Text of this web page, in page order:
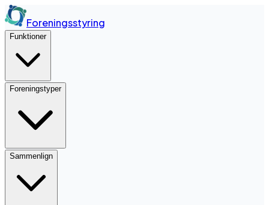
Foreningsstyring
Funktioner
Foreningstyper
Sammenlign